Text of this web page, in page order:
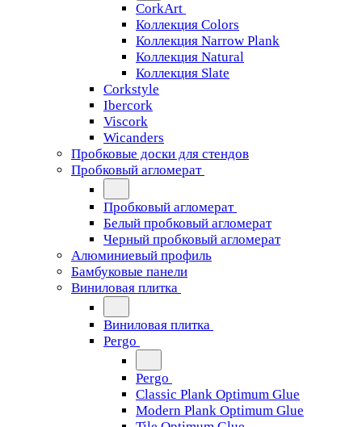
CorkArt
Коллекция Colors
Коллекция Narrow Plank
Коллекция Natural
Коллекция Slate
Corkstyle
Ibercork
Viscork
Wicanders
Пробковые доски для стендов
Пробковый агломерат
Пробковый агломерат
Белый пробковый агломерат
Черный пробковый агломерат
Алюминиевый профиль
Бамбуковые панели
Виниловая плитка
Виниловая плитка
Pergo
Pergo
Classic Plank Optimum Glue
Modern Plank Optimum Glue